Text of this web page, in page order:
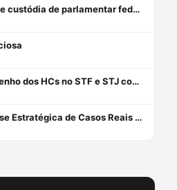
Opinião: A audiência de custódia de parlamentar federal
Melhorando o Desempenho dos HCs no STF e STJ com Eduardo Newton
Habeas Corpus - Análise Estratégica de Casos Reais com Eduardo Newton